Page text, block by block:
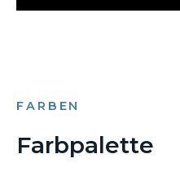
FARBEN
Farbpalette